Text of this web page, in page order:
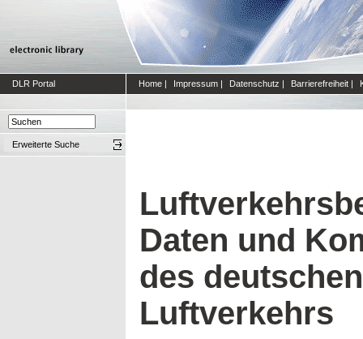
DLR Portal Home | Impressum | Datenschutz | Barrierefreiheit |
Erweiterte Suche
Daten und
des
Luftverkehrs